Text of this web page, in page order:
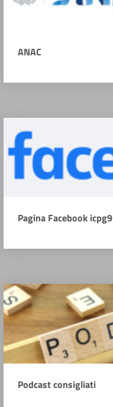
ANAC
Pagina Facebook icpg9
Podcast consigliati